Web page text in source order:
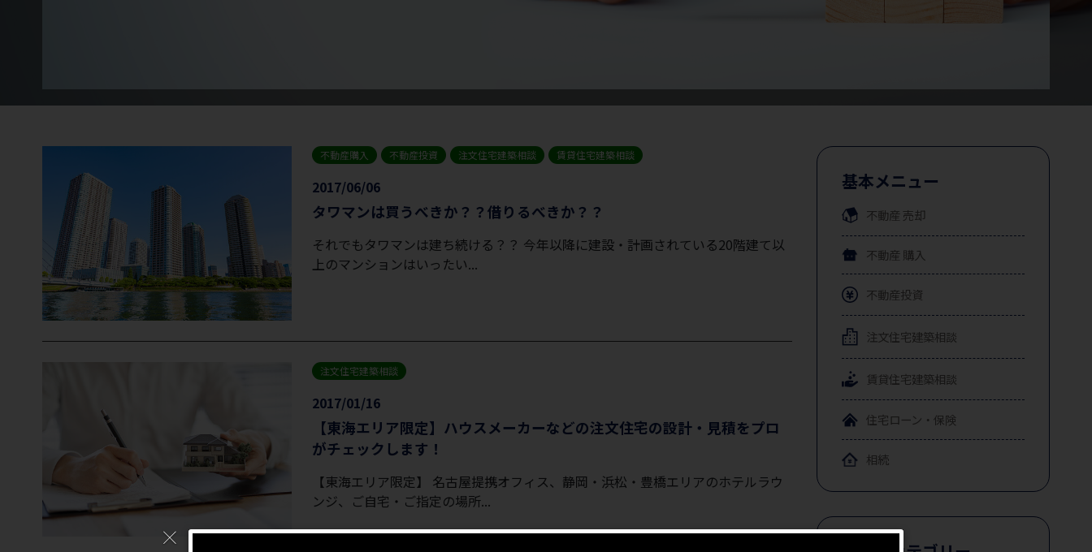
不動産購入 不動産投資 注文住宅建築相談 賃貸住宅建築相談
2017/06/06
タワマンは買うべきか？？借りるべきか？？
それでもタワマンは建ち続ける？？ 今年以降に建設・計画されている20階建て以
上のマンションはいったい...
注文住宅建築相談
2017/01/16
【東海エリア限定】ハウスメーカーなどの注文住宅の設計・見積をプロ
がチェックします！
【東海エリア限定】 名古屋提携オフィス、静岡・浜松・豊橋エリアのホテルラウ
ンジ、ご自宅・ご指定の場所...
基本メニュー
不動産 売却
不動産 購入
不動産投資
注文住宅建築相談
賃貸住宅建築相談
住宅ローン・保険
相続